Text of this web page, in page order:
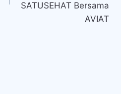
SATUSEHAT Bersama
AVIAT